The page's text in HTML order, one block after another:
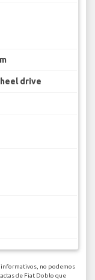
drive
informativos, no podemos
de Fiat Doblo que